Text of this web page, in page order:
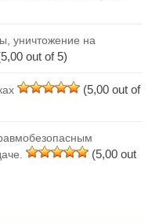
уничтожение на
out of 5)
(5,00 out of
(5,00 out